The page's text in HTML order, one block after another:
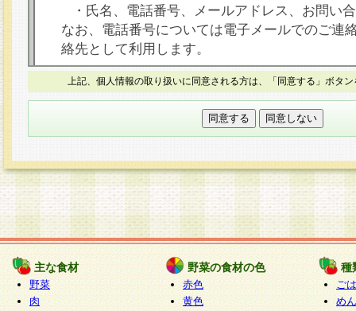
・氏名、電話番号、メールアドレス、お問い
なお、電話番号については電子メールでのご連
絡先として利用します。
○本人が容易に認識できない方法による個人情報
本フォームでは、セッション管理のためCookie
○個人情報の第三者提供について
力いただく個人情報は第三者に提供しません。
○個人情報の委託について
個人情報の取り扱いを外部に委託する場合は、
情報管理基準を満たす企業を選定して委託を行
が行われるよう監督します。
○開示対象個人情報の開示等および問い合わせ窓口
本人からの求めにより、当社が本件により取得
上記、個人情報の取り扱いに同意される方は、「同意する」ボタ
主な食材
野菜
肉
野菜の食材の色
赤色
黄色
種
ご
めん